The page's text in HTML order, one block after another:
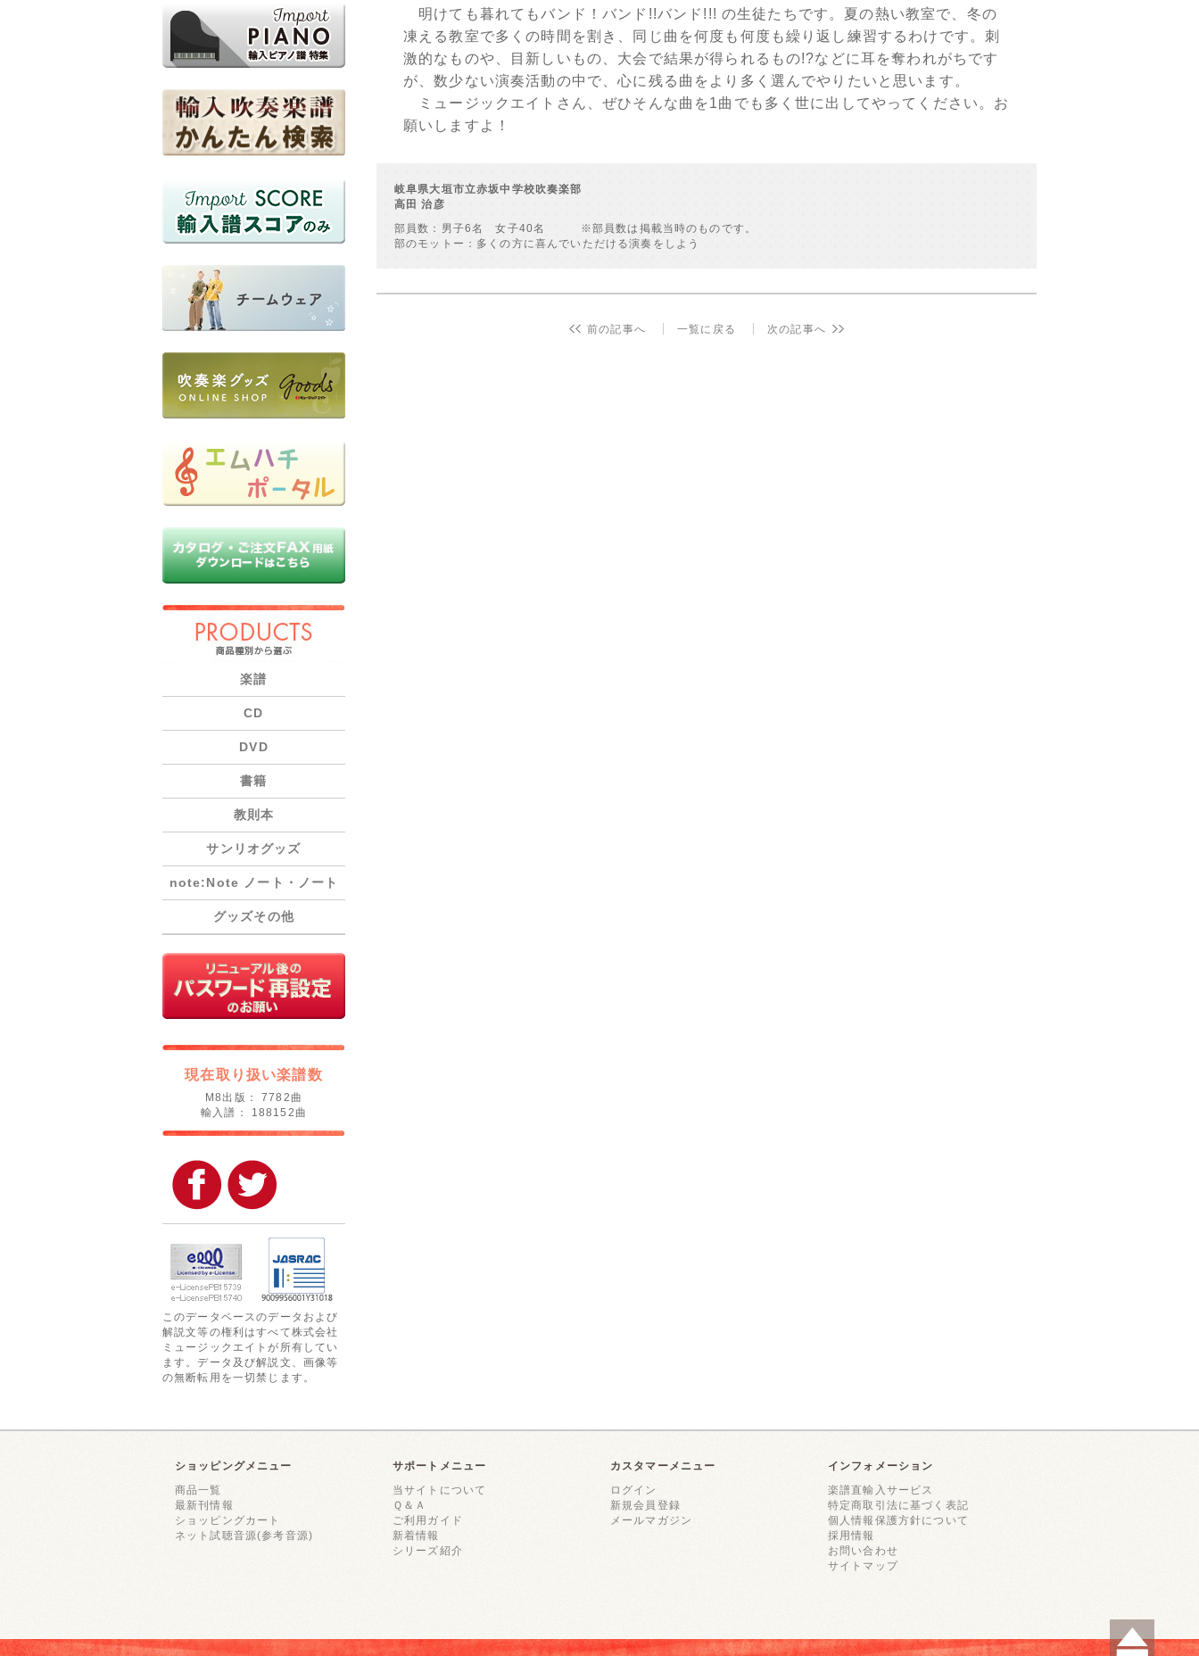
楽譜
CD
DVD
書籍
教則本
サンリオグッズ
note:Note ノート・ノート
グッズその他
現在取り扱い楽譜数
M8出版： 7782曲
輸入譜： 188152曲
このデータベースのデータおよび
解説文等の権利はすべて株式会社
ミュージックエイトが所有してい
ます。データ及び解説文、画像等
の無断転用を一切禁じます。
明けても暮れてもバンド！バンド!!バンド!!! の生徒たちです。夏の熱い教室で、冬の
凍える教室で多くの時間を割き、同じ曲を何度も何度も繰り返し練習するわけです。刺
激的なものや、目新しいもの、大会で結果が得られるもの!?などに耳を奪われがちです
が、数少ない演奏活動の中で、心に残る曲をより多く選んでやりたいと思います。
ミュージックエイトさん、ぜひそんな曲を1曲でも多く世に出してやってください。お
願いしますよ！
岐阜県大垣市立赤坂中学校吹奏楽部
高田 治彦
部員数：男子6名 女子40名 ※部員数は掲載当時のものです。
部のモットー：多くの方に喜んでいただける演奏をしよう
前の記事へ 一覧に戻る 次の記事へ
ショッピングメニュー
商品一覧
最新刊情報
ショッピングカート
ネット試聴音源(参考音源)
サポートメニュー
当サイトについて
Ｑ＆Ａ
ご利用ガイド
新着情報
シリーズ紹介
カスタマーメニュー
ログイン
新規会員登録
メールマガジン
インフォメーション
楽譜直輸入サービス
特定商取引法に基づく表記
個人情報保護方針について
採用情報
お問い合わせ
サイトマップ